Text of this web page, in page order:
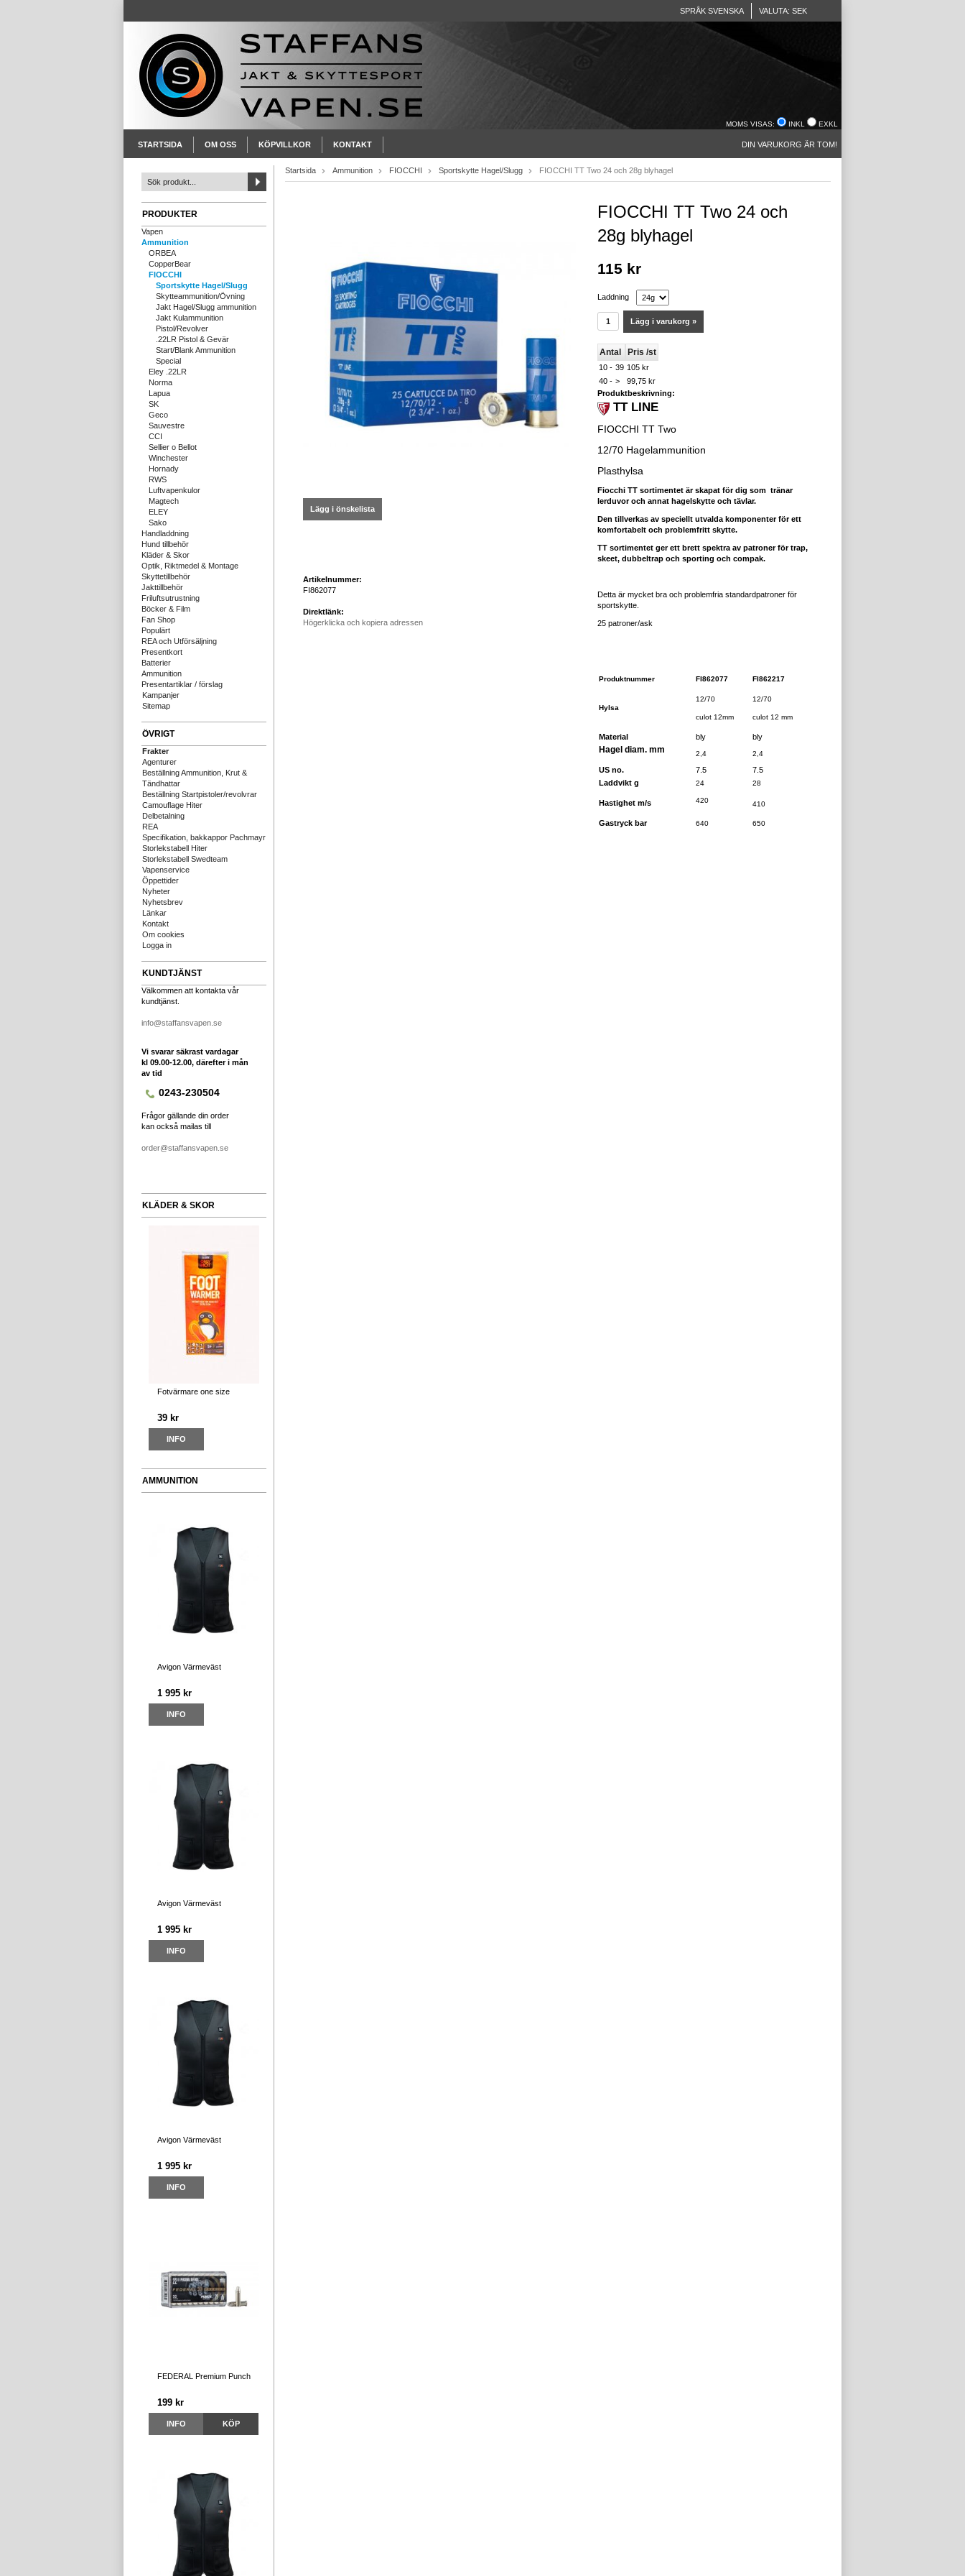
SPRÅK SVENSKA VALUTA: SEK
MOMS VISAS: INKL EXKL
STARTSIDA OM OSS KÖPVILLKOR KONTAKT DIN VARUKORG ÄR TOM!
PRODUKTER
Vapen
Ammunition
ORBEA
CopperBear
FIOCCHI
Sportskytte Hagel/Slugg
Skytteammunition/Övning
Jakt Hagel/Slugg ammunition
Jakt Kulammunition
Pistol/Revolver
.22LR Pistol & Gevär
Start/Blank Ammunition
Special
Eley .22LR
Norma
Lapua
SK
Geco
Sauvestre
CCI
Sellier o Bellot
Winchester
Hornady
RWS
Luftvapenkulor
Magtech
ELEY
Sako
Handladdning
Hund tillbehör
Kläder & Skor
Optik, Riktmedel & Montage
Skyttetillbehör
Jakttillbehör
Friluftsutrustning
Böcker & Film
Fan Shop
Populärt
REA och Utförsäljning
Presentkort
Batterier
Ammunition
Presentartiklar / förslag
Kampanjer
Sitemap
ÖVRIGT
Frakter
Agenturer
Beställning Ammunition, Krut &
Tändhattar
Beställning Startpistoler/revolvrar
Camouflage Hiter
Delbetalning
REA
Specifikation, bakkappor Pachmayr
Storlekstabell Hiter
Storlekstabell Swedteam
Vapenservice
Öppettider
Nyheter
Nyhetsbrev
Länkar
Kontakt
Om cookies
Logga in
KUNDTJÄNST
Välkommen att kontakta vår
kundtjänst.
info@staffansvapen.se
Vi svarar säkrast vardagar
kl 09.00-12.00, därefter i mån
av tid
0243-230504
Frågor gällande din order
kan också mailas till
order@staffansvapen.se
KLÄDER & SKOR
Fotvärmare one size
39 kr
INFO
AMMUNITION
Avigon Värmeväst
1 995 kr
INFO
Avigon Värmeväst
1 995 kr
INFO
Avigon Värmeväst
1 995 kr
INFO
FEDERAL Premium Punch
199 kr
INFO KÖP
Startsida Ammunition FIOCCHI Sportskytte Hagel/Slugg FIOCCHI TT Two 24 och 28g blyhagel
Lägg i önskelista
Artikelnummer:
FI862077
Direktlänk:
Högerklicka och kopiera adressen
FIOCCHI TT Two 24 och
28g blyhagel
115 kr
Laddning
Lägg i varukorg »
Antal Pris /st
10 - 39 105 kr
40 - >
99,75 kr
Produktbeskrivning:
TT LINE
FIOCCHI TT Two
12/70 Hagelammunition
Plasthylsa
Fiocchi TT sortimentet är skapat för dig som tränar
lerduvor och annat hagelskytte och tävlar.
Den tillverkas av speciellt utvalda komponenter för ett
komfortabelt och problemfritt skytte.
TT sortimentet ger ett brett spektra av patroner för trap,
skeet, dubbeltrap och sporting och compak.
Detta är mycket bra och problemfria standardpatroner för
sportskytte.
25 patroner/ask
Produktnummer FI862077 FI862217
Hylsa
12/70
culot 12mm
12/70
culot 12 mm
Material bly bly
Hagel diam. mm 2,4 2,4
US no. 7.5
7.5
Laddvikt g
24 28
Hastighet m/s 420 410
Gastryck bar 640 650